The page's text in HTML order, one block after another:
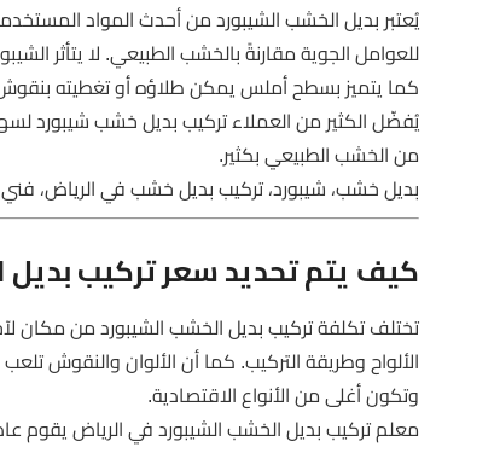
يُعتبر بديل الخشب الشيبورد من أحدث المواد
للعوامل الجوية مقارنةً بالخشب الطبيعي. لا يتأثر
كما يتميز بسطح أملس يمكن طلاؤه أو تغطيته
يُفضّل الكثير من العملاء تركيب بديل خشب شيبورد
من الخشب الطبيعي بكثير.
بديل خشب، شيبورد، تركيب بديل خشب في الرياض،
كيف يتم تحديد سعر تركيب بديل
تختلف تكلفة تركيب بديل الخشب الشيبورد من
الألواح وطريقة التركيب. كما أن الألوان والنقوش
وتكون أغلى من الأنواع الاقتصادية.
معلم تركيب بديل الخشب الشيبورد في الرياض يقوم